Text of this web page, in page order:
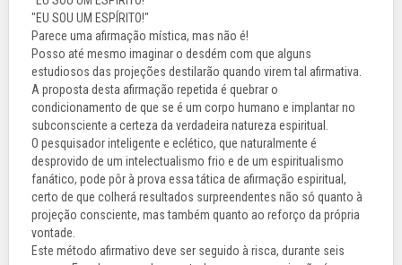
"EU SOU UM ESPÍRITO!"
Parece uma afirmação mística, mas não é!
Posso até mesmo imaginar o desdém com que alguns
estudiosos das projeções destilarão quando virem tal afirmativa.
A proposta desta afirmação repetida é quebrar o
condicionamento de que se é um corpo humano e implantar no
subconsciente a certeza da verdadeira natureza espiritual.
O pesquisador inteligente e eclético, que naturalmente é
desprovido de um intelectualismo frio e de um espiritualismo
fanático, pode pôr à prova essa tática de afirmação espiritual,
certo de que colherá resultados surpreendentes não só quanto à
projeção consciente, mas também quanto ao reforço da própria
vontade.
Este método afirmativo deve ser seguido à risca, durante seis